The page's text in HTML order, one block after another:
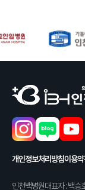
개인정보처리방침이용
인천백병원대표자 : 백승